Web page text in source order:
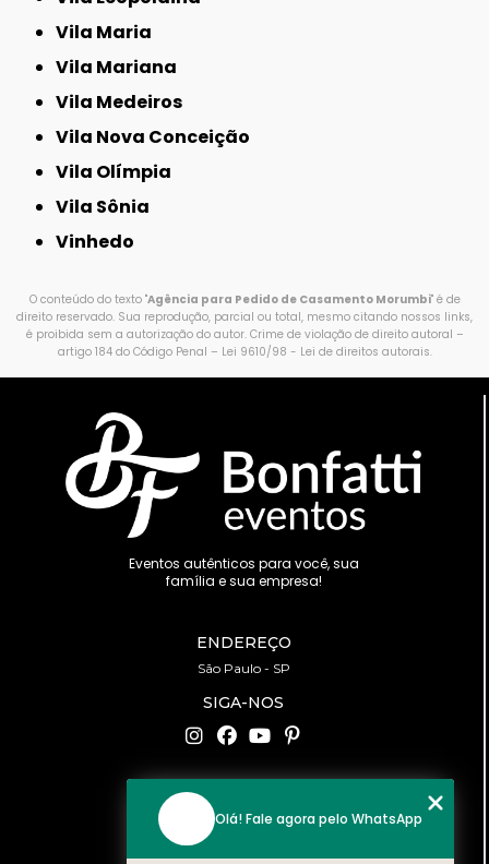
Vila Maria
Vila Mariana
Vila Medeiros
Vila Nova Conceição
Vila Olímpia
Vila Sônia
Vinhedo
O conteúdo do texto "Agência para Pedido de Casamento Morumbi" é de
direito reservado. Sua reprodução, parcial ou total, mesmo citando nossos links,
é proibida sem a autorização do autor. Crime de violação de direito autoral –
artigo 184 do Código Penal – Lei 9610/98 - Lei de direitos autorais.
Eventos autênticos para você, sua
família e sua empresa!
ENDEREÇO
São Paulo - SP
SIGA-NOS
CONTATO
(11) 94519-2422
contato@bonfattieventos.com.br
Olá! Fale agora pelo WhatsApp